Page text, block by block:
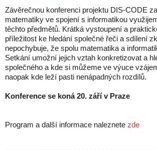
Závěrečnou konferenci projektu DIS-CODE
matematiky ve spojení s informatikou
těchto předmětů. Krátká vystoupení a
příležitost ke hledání společné řeči a sdílení
nepochybuje, že spolu matematika a
Setkání umožní jejich vztah konkretizovat a
společného a kde si můžeme ve výuce
naopak kde leží pasti nenápadných rozdílů.
Konference se koná 20. září v Praze
Program a další informace naleznete zde